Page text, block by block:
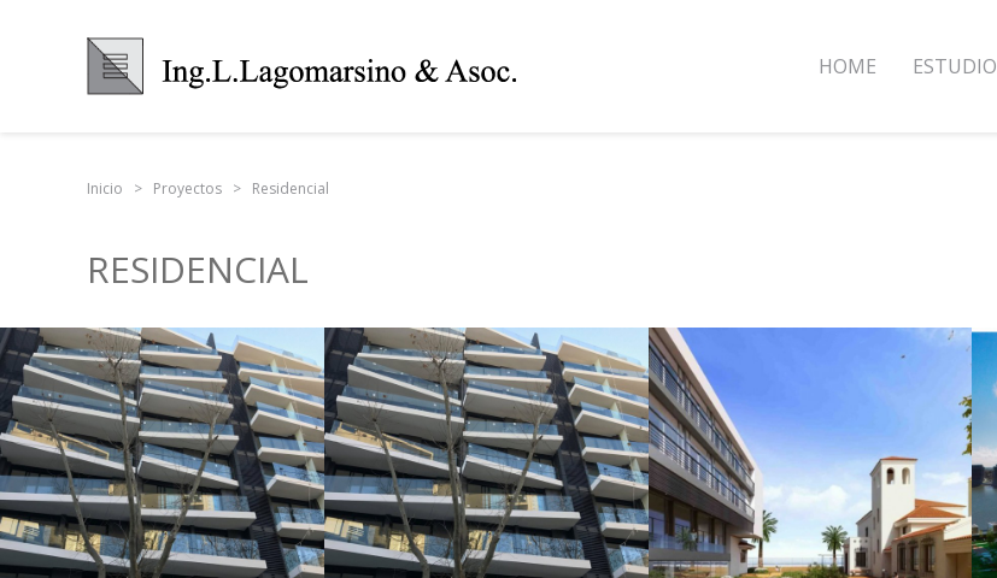
HOME ESTUDIO
Inicio Proyectos Residencial
RESIDENCIAL
ALMA BRAVA /
ALMA SUR
+
ATLANTICO /
MORE
+
BILU RIVIERA
+